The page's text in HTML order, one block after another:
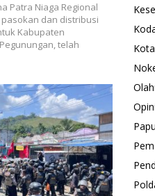
Patra Niaga Regional
dan distribusi
Kabupaten
telah